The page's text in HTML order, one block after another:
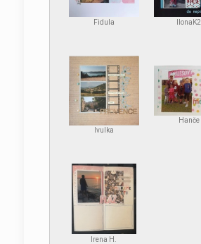
Fidula IlonaK2
Ivulka
Hanče
Irena H.